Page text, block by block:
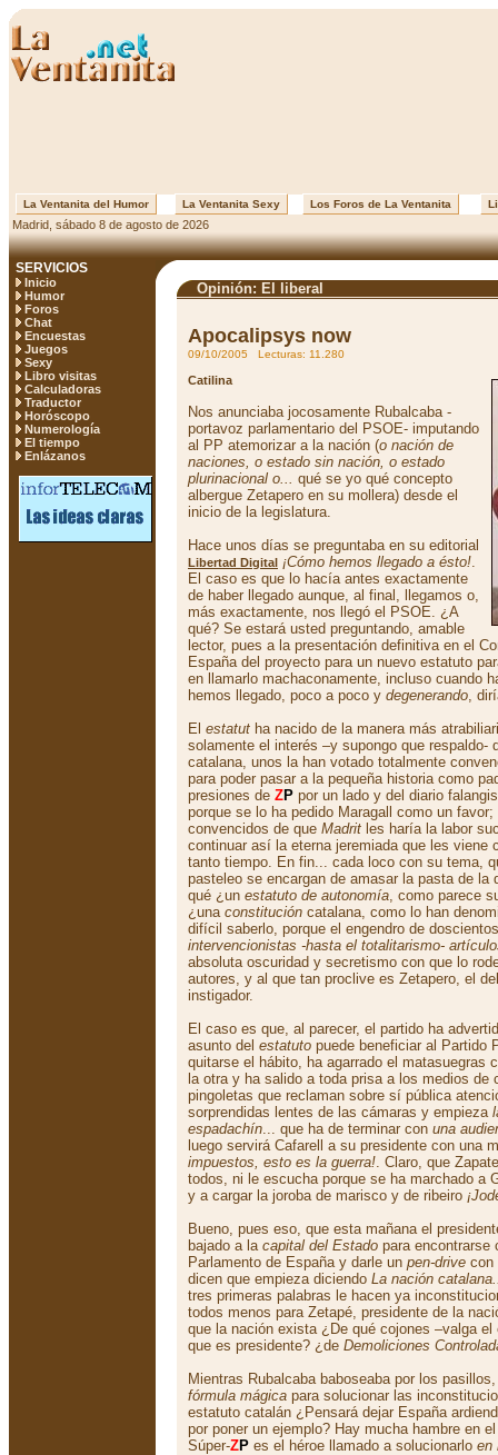
La Ventanita del Humor La Ventanita Sexy Los Foros de La Ventanita
Madrid, sábado 8 de agosto de 2026
SERVICIOS
Inicio
Humor
Foros
Chat
Encuestas
Juegos
Sexy
Libro visitas
Calculadoras
Traductor
Horóscopo
Numerología
El tiempo
Enlázanos
Opinión: El liberal
Apocalipsys now
09/10/2005 Lecturas: 11.280
Catilina
Nos anunciaba jocosamente Rubalcaba -
portavoz parlamentario del PSOE- imputando
al PP atemorizar a la nación (o nación de
naciones, o estado sin nación, o estado
plurinacional o... qué se yo qué concepto
albergue Zetapero en su mollera) desde el
inicio de la legislatura.
Hace unos días se preguntaba en su editorial
Libertad Digital ¡Cómo hemos llegado a ésto!.
El caso es que lo hacía antes exactamente
de haber llegado aunque, al final, llegamos o,
más exactamente, nos llegó el PSOE. ¿A
qué? Se estará usted preguntando, amable
lector, pues a la presentación definitiva en el
España del proyecto para un nuevo estatuto
en llamarlo machaconamente, incluso cuando
hemos llegado, poco a poco y degenerando,
El estatut ha nacido de la manera más
solamente el interés –y supongo que respaldo-
catalana, unos la han votado totalmente
para poder pasar a la pequeña historia como
presiones de ZP por un lado y del diario
porque se lo ha pedido Maragall como un
convencidos de que Madrit les haría la labor
continuar así la eterna jeremiada que les viene
tanto tiempo. En fin... cada loco con su tema,
pasteleo se encargan de amasar la pasta de la
qué ¿un estatuto de autonomía, como parece
¿una constitución catalana, como lo han
difícil saberlo, porque el engendro de
intervencionistas -hasta el totalitarismo-
absoluta oscuridad y secretismo con que lo
autores, y al que tan proclive es Zetapero, el
instigador.
El caso es que, al parecer, el partido ha
asunto del estatuto puede beneficiar al Partido
quitarse el hábito, ha agarrado el matasuegras
la otra y ha salido a toda prisa a los medios de
pingoletas que reclaman sobre sí pública
sorprendidas lentes de las cámaras y empieza
espadachín... que ha de terminar con una
luego servirá Cafarell a su presidente con una
impuestos, esto es la guerra!. Claro, que
todos, ni le escucha porque se ha marchado a
y a cargar la joroba de marisco y de ribeiro
Bueno, pues eso, que esta mañana el
bajado a la capital del Estado para encontrarse
Parlamento de España y darle un pen-drive con
dicen que empieza diciendo La nación
tres primeras palabras le hacen ya
todos menos para Zetapé, presidente de la
que la nación exista ¿De qué cojones –valga el
que es presidente? ¿de Demoliciones
Mientras Rubalcaba baboseaba por los
fórmula mágica para solucionar las
estatuto catalán ¿Pensará dejar España
por poner un ejemplo? Hay mucha hambre en
Súper-ZP es el héroe llamado a solucionarlo en